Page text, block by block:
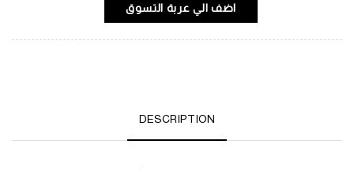
اضف الي عربة التسوق
DESCRIPTION